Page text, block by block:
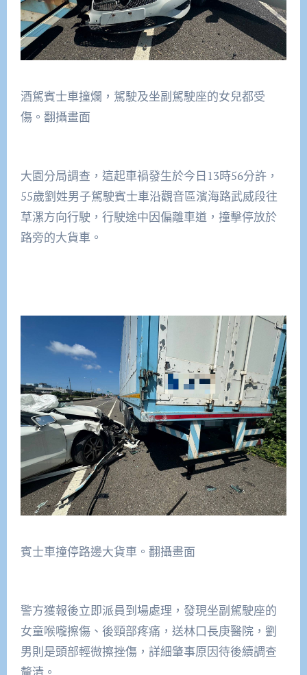
酒駕賓士車撞爛，駕駛及坐副駕駛座的女兒都受
傷。翻攝畫面
大園分局調查，這起車禍發生於今日13時56分許，
55歲劉姓男子駕駛賓士車沿觀音區濱海路武威段往
草漯方向行駛，行駛途中因偏離車道，撞擊停放於
路旁的大貨車。
賓士車撞停路邊大貨車。翻攝畫面
警方獲報後立即派員到場處理，發現坐副駕駛座的
女童喉嚨擦傷、後頸部疼痛，送林口長庚醫院，劉
男則是頭部輕微擦挫傷，詳細肇事原因待後續調查